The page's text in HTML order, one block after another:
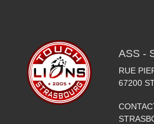
ASS -
RUE
67200